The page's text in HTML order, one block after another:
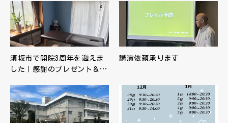
須坂市で開院3周年を迎えま
した｜感謝のプレゼント＆…
講演依頼承ります